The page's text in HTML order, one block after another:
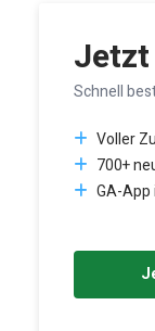
Schnell
Voller
700+
GA-App